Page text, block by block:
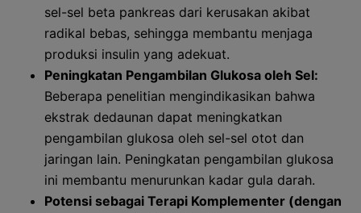
sel-sel beta pankreas dari kerusakan akibat
radikal bebas, sehingga membantu menjaga
produksi insulin yang adekuat.
Peningkatan Pengambilan Glukosa oleh Sel:
Beberapa penelitian mengindikasikan bahwa
ekstrak dedaunan dapat meningkatkan
pengambilan glukosa oleh sel-sel otot dan
jaringan lain. Peningkatan pengambilan glukosa
ini membantu menurunkan kadar gula darah.
Potensi sebagai Terapi Komplementer (dengan